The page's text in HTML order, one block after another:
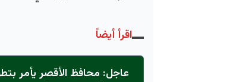
اقرأ أيضاً
عاجل: محافظ الأقصر يأمر